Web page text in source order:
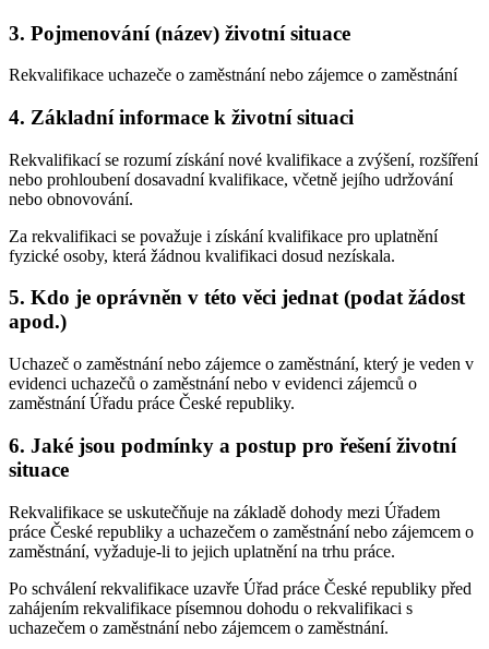
3. Pojmenování (název) životní situace
Rekvalifikace uchazeče o zaměstnání nebo zájemce o zaměstnání
4. Základní informace k životní situaci
Rekvalifikací se rozumí získání nové kvalifikace a zvýšení, rozšíření
nebo prohloubení dosavadní kvalifikace, včetně jejího udržování
nebo obnovování.
Za rekvalifikaci se považuje i získání kvalifikace pro uplatnění
fyzické osoby, která žádnou kvalifikaci dosud nezískala.
5. Kdo je oprávněn v této věci jednat (podat žádost
apod.)
Uchazeč o zaměstnání nebo zájemce o zaměstnání, který je veden v
evidenci uchazečů o zaměstnání nebo v evidenci zájemců o
zaměstnání Úřadu práce České republiky.
6. Jaké jsou podmínky a postup pro řešení životní
situace
Rekvalifikace se uskutečňuje na základě dohody mezi Úřadem
práce České republiky a uchazečem o zaměstnání nebo zájemcem o
zaměstnání, vyžaduje-li to jejich uplatnění na trhu práce.
Po schválení rekvalifikace uzavře Úřad práce České republiky před
zahájením rekvalifikace písemnou dohodu o rekvalifikaci s
uchazečem o zaměstnání nebo zájemcem o zaměstnání.